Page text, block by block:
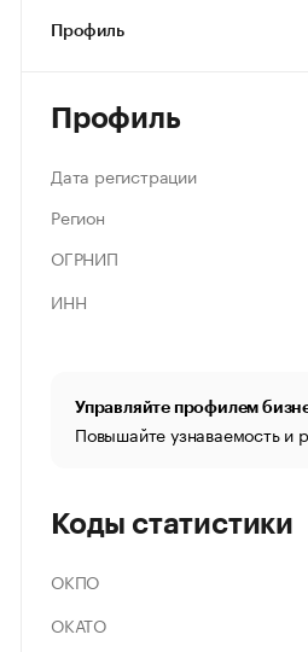
Профиль
Профиль
Дата регистрации
Регион
ОГРНИП
ИНН
Управляйте профилем
Повышайте узнаваемость и
Коды статистики
ОКПО
ОКАТО